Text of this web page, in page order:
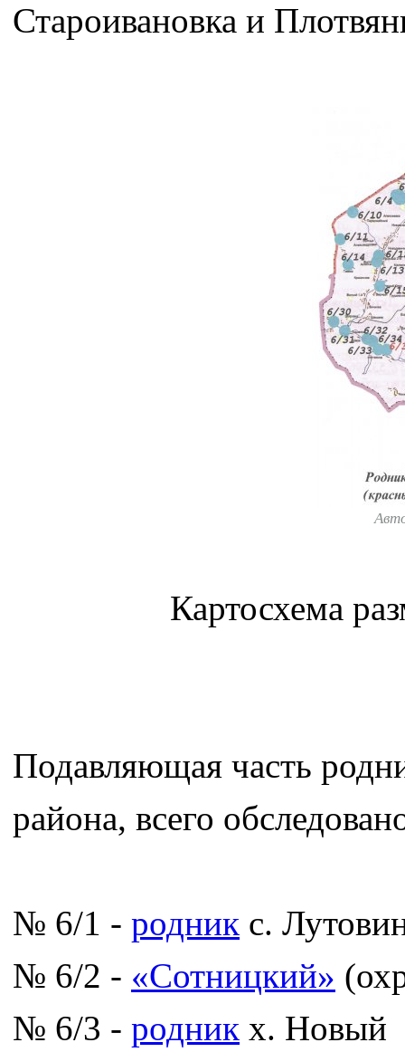
Староивановка и
Картосхема
Подавляющая часть
района, всего
№ 6/1 - родник с.
№ 6/2 - «Сотницкий»
№ 6/3 - родник х. Новый